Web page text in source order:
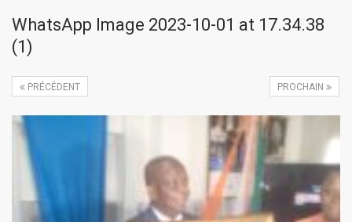
WhatsApp Image 2023-10-01 at 17.34.38
(1)
PROCHAIN
PRÉCÉDENT